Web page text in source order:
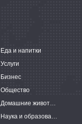
Еда и напитки
Услуги
Бизнес
Общество
Домашние животные
Наука и образование